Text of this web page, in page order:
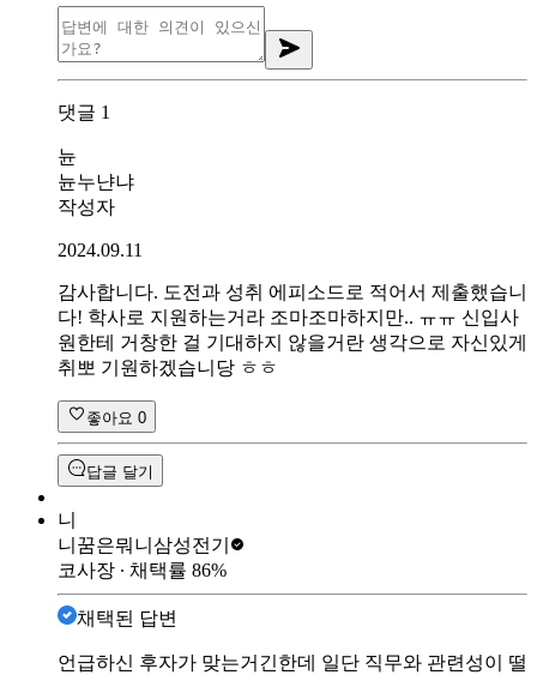
댓글 1
뉸
뉸누냔냐
작성자
2024.09.11
감사합니다. 도전과 성취 에피소드로 적어서 제출했습니
다! 학사로 지원하는거라 조마조마하지만.. ㅠㅠ 신입사
원한테 거창한 걸 기대하지 않을거란 생각으로 자신있게
취뽀 기원하겠습니당 ㅎㅎ
좋아요 0
답글 달기
니
니꿈은뭐니 삼성전기
코사장 ∙ 채택률 86%
채택된 답변
언급하신 후자가 맞는거긴한데 일단 직무와 관련성이 떨